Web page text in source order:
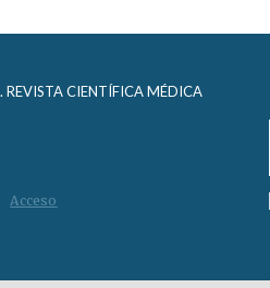
CIENTÍFICA MÉDICA
Acceso